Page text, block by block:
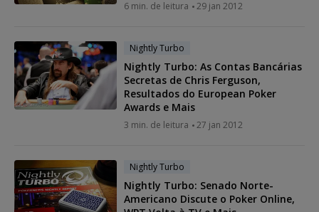
6 min. de leitura 29 jan 2012
Nightly Turbo
Nightly Turbo: As Contas Bancárias
Secretas de Chris Ferguson,
Resultados do European Poker
Awards e Mais
3 min. de leitura 27 jan 2012
Nightly Turbo
Nightly Turbo: Senado Norte-
Americano Discute o Poker Online,